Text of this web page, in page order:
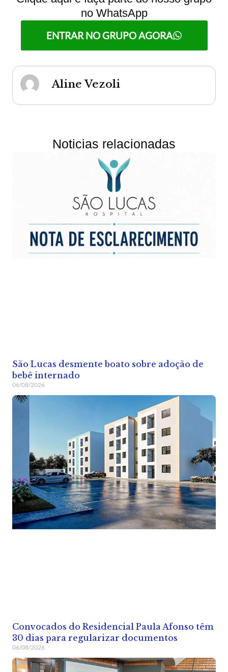
no WhatsApp
ENTRAR NO GRUPO AGORA
Aline Vezoli
Noticias relacionadas
São Lucas desmente boato sobre adoção de
bebê internado
06/08/2026
Convocados do Residencial Paula Afonso têm
30 dias para regularizar documentos
06/08/2026